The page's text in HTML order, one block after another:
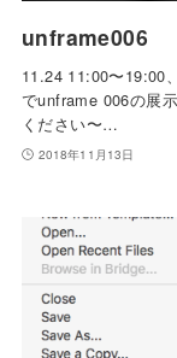
unframe006
11.24 11:00〜19:00
でunframe 006の展
ください〜…
2018年11月13日